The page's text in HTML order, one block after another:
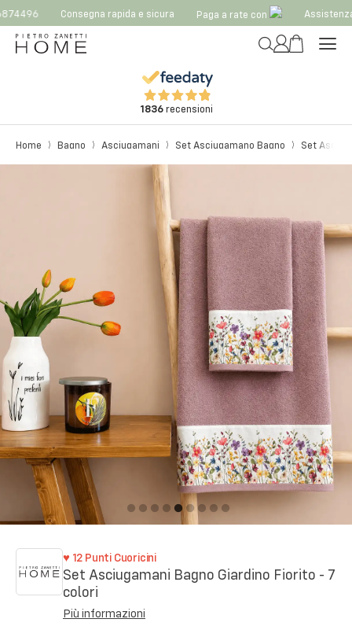
Consegna rapida e sicura Paga a rate con Assistenza
1836recensioni
Home Bagno Asciugamani Set Asciugamano Bagno Set
♥ 12 Punti Cuoricini
Set Asciugamani Bagno Giardino Fiorito - 7
colori
Più informazioni